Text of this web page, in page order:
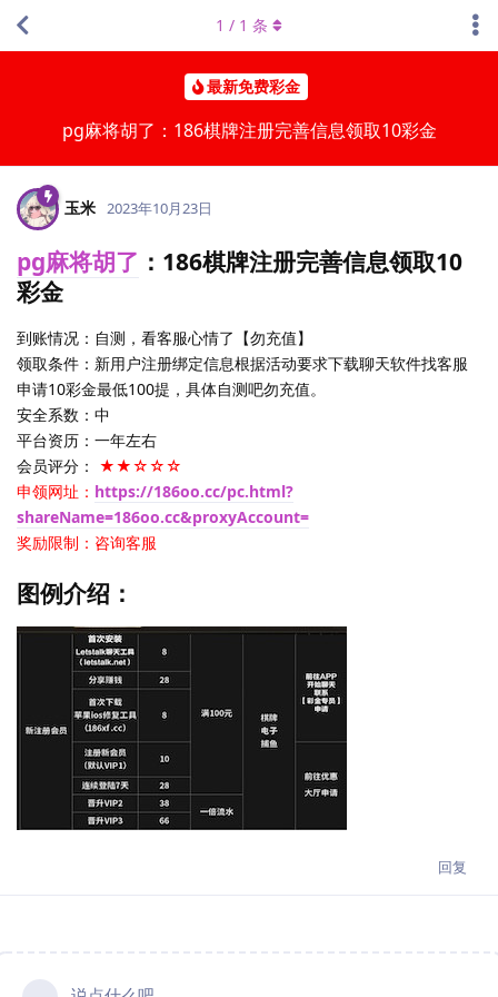
最新免费彩金
pg麻将胡了：186棋牌注册完善信息领取10彩金
1 / 1 条
玉米 2023年10月23日
pg麻将胡了 ：186棋牌注册完善信息领取10
彩金
到账情况：自测，看客服心情了【勿充值】
领取条件：新用户注册绑定信息根据活动要求下载聊天软件找客服
申请10彩金最低100提，具体自测吧勿充值。
安全系数：中
平台资历：一年左右
会员评分： ★★☆☆☆
申领网址： https://186oo.cc/pc.html?
shareName=186oo.cc&proxyAccount=
奖励限制：咨询客服
图例介绍：
回复